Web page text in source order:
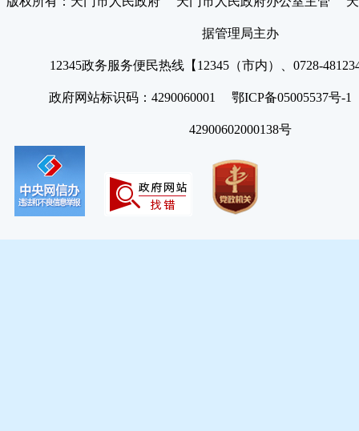
据管理局主办
12345政务服务便民热线【12345（市内）、0728-
政府网站标识码：4290060001 鄂ICP备05005537号
42900602000138号